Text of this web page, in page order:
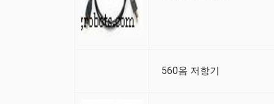
560옴 저항기